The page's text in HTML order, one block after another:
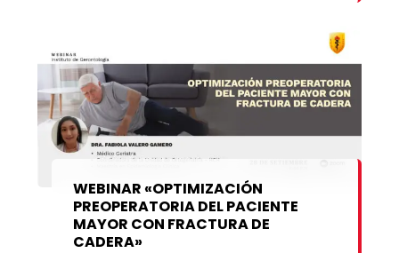
WEBINAR «OPTIMIZACIÓN
PREOPERATORIA DEL PACIENTE
MAYOR CON FRACTURA DE
CADERA»